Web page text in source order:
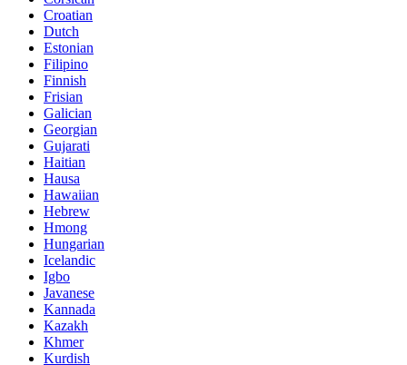
Croatian
Dutch
Estonian
Filipino
Finnish
Frisian
Galician
Georgian
Gujarati
Haitian
Hausa
Hawaiian
Hebrew
Hmong
Hungarian
Icelandic
Igbo
Javanese
Kannada
Kazakh
Khmer
Kurdish